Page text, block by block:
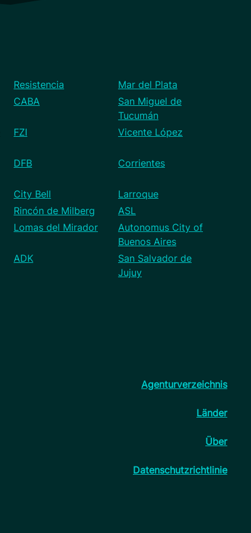
Resistencia
Mar del Plata
CABA
San Miguel de
Tucumán
FZI Vicente López
DFB Corrientes
City Bell
Larroque
Rincón de Milberg
ASL
Lomas del Mirador
Autonomus City of
Buenos Aires
ADK
San Salvador de
Jujuy
Agenturverzeichnis
Länder
Über
Datenschutzrichtlinie